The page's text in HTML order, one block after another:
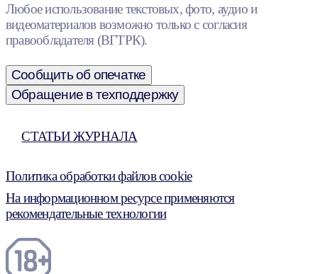
Любое использование текстовых, фото, аудио и
видеоматериалов возможно только с согласия
правообладателя (ВГТРК).
Сообщить об опечатке
Обращение в техподдержку
СТАТЬИ ЖУРНАЛА
Политика обработки файлов cookie
На информационном ресурсе применяются
рекомендательные технологии